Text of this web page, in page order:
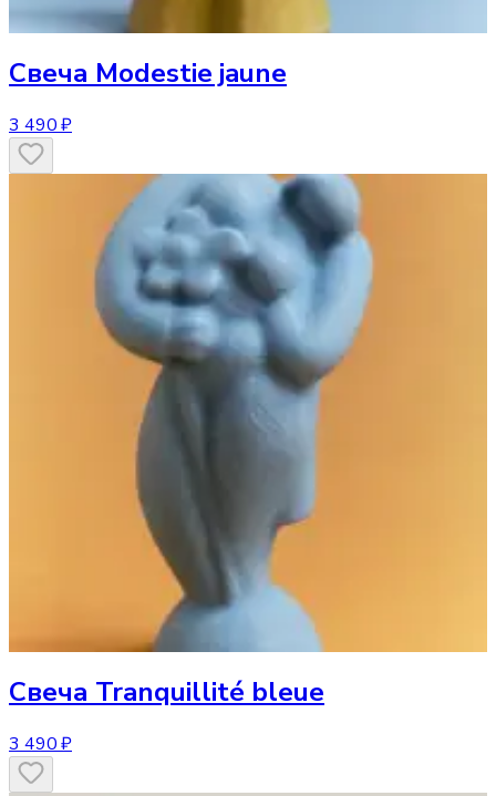
Свеча Modestie jaune
3 490 ₽
Свеча Tranquillité bleue
3 490 ₽